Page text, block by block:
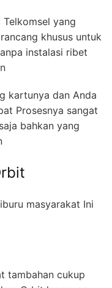
yang
khusus untuk
instalasi ribet
kartunya dan Anda
Prosesnya sangat
bahkan yang
masyarakat Ini
tambahan cukup